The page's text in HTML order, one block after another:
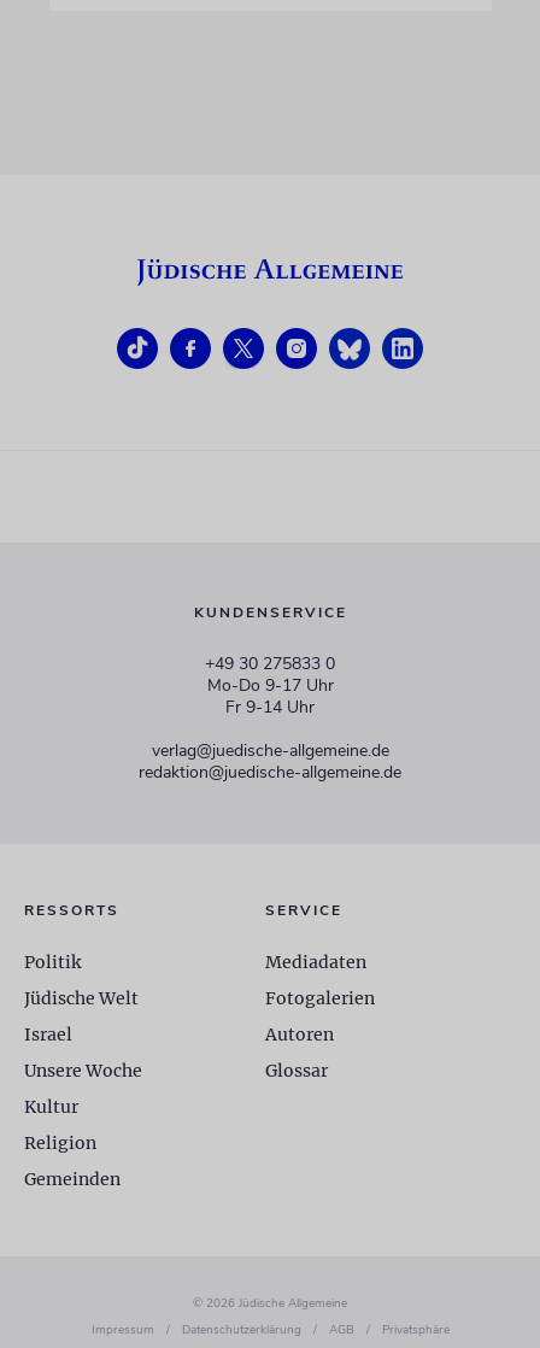
KUNDENSERVICE
+49 30 275833 0
Mo-Do 9-17 Uhr
Fr 9-14 Uhr
verlag@juedische-allgemeine.de
redaktion@juedische-allgemeine.de
RESSORTS
Politik
Jüdische Welt
Israel
Unsere Woche
Kultur
Religion
Gemeinden
SERVICE
Mediadaten
Fotogalerien
Autoren
Glossar
© 2026 Jüdische Allgemeine
Impressum
/ Datenschutzerklärung / AGB / Privatsphäre